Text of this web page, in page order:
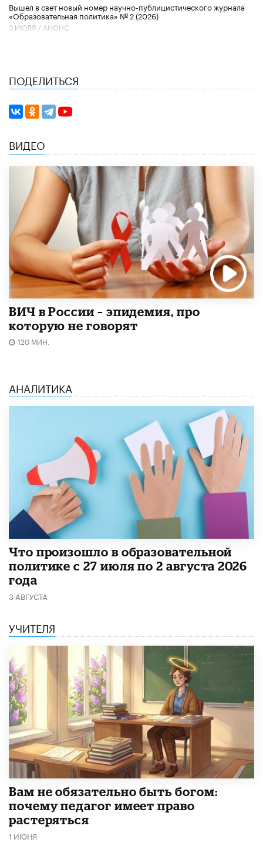
Вышел в свет новый номер научно-публицистического журнала
«Образовательная политика» № 2 (2026)
3 ИЮЛЯ / АНОНС
ПОДЕЛИТЬСЯ
ВИДЕО
ВИЧ в России – эпидемия, про
которую не говорят
120 МИН.
АНАЛИТИКА
​Что произошло в образовательной
политике с 27 июля по 2 августа 2026
года
3 АВГУСТА
УЧИТЕЛЯ
​Вам не обязательно быть богом:
почему педагог имеет право
растеряться
1 ИЮНЯ